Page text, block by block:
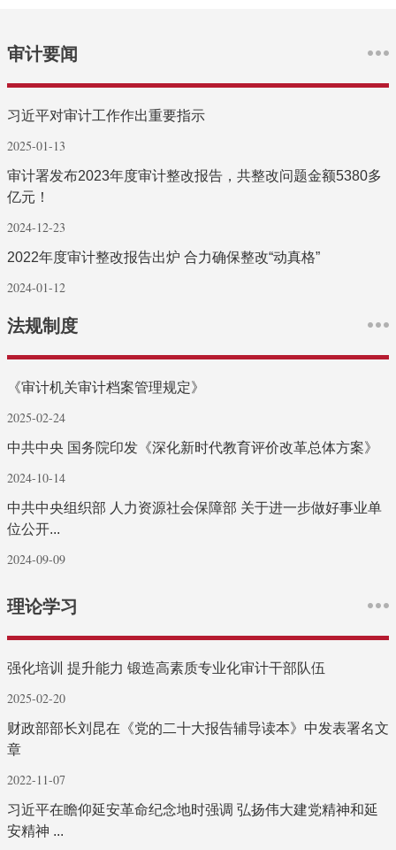
审计要闻
习近平对审计工作作出重要指示
2025-01-13
审计署发布2023年度审计整改报告，共整改问题金额5380多
亿元！
2024-12-23
2022年度审计整改报告出炉 合力确保整改“动真格”
2024-01-12
法规制度
《审计机关审计档案管理规定》
2025-02-24
中共中央 国务院印发《深化新时代教育评价改革总体方案》
2024-10-14
中共中央组织部 人力资源社会保障部 关于进一步做好事业单
位公开...
2024-09-09
理论学习
强化培训 提升能力 锻造高素质专业化审计干部队伍
2025-02-20
财政部部长刘昆在《党的二十大报告辅导读本》中发表署名文
章
2022-11-07
习近平在瞻仰延安革命纪念地时强调 弘扬伟大建党精神和延
安精神 ...